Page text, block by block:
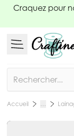
Allez au contenu
Craquez pour
Accueil …